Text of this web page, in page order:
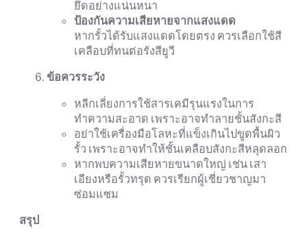
ยึดอย่างแน่นหนา
ป้องกันความเสียหายจากแสงแดด
หากรั้วได้รับแสงแดดโดยตรง ควรเลือกใช้สี
เคลือบที่ทนต่อรังสียูวี
ข้อควรระวัง
หลีกเลี่ยงการใช้สารเคมีรุนแรงในการ
ทำความสะอาด เพราะอาจทำลายชั้นสังกะสี
อย่าใช้เครื่องมือโลหะที่แข็งเกินไปขูดพื้นผิว
รั้ว เพราะอาจทำให้ชั้นเคลือบสังกะสีหลุดลอก
หากพบความเสียหายขนาดใหญ่ เช่น เสา
เอียงหรือรั้วทรุด ควรเรียกผู้เชี่ยวชาญมา
ซ่อมแซม
สรุป